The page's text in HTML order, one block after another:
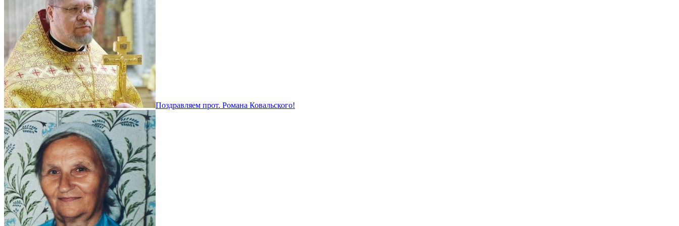
Поздравляем прот. Романа Ковальского!